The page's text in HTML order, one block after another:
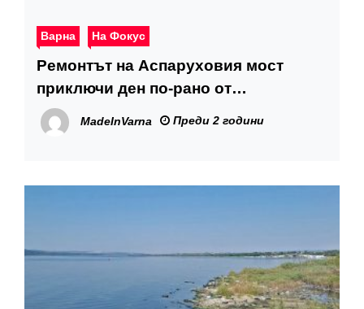
Варна На Фокус
Ремонтът на Аспаруховия мост
приключи ден по-рано от
планираното
MadeInVarna Преди 2 години